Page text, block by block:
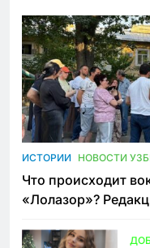
ИСТОРИИ НОВОСТИ
Что происходит
«Лолазор»?